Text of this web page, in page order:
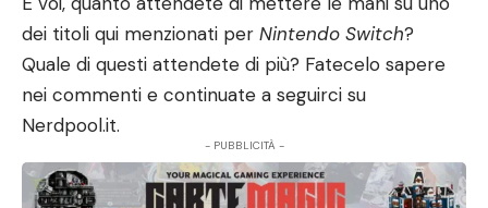
dei titoli qui menzionati per Nintendo Switch?
Quale di questi attendete di più? Fatecelo sapere
nei commenti e continuate a seguirci su
Nerdpool.it.
- PUBBLICITÀ -